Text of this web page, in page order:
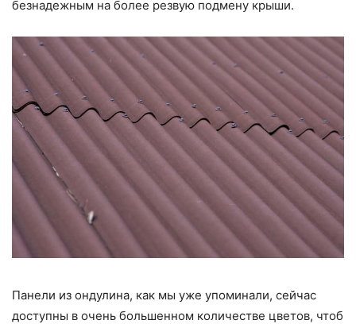
безнадежным на более резвую подмену крыши.
Панели из ондулина, как мы уже упоминали, сейчас
доступны в очень большенном количестве цветов, чтоб